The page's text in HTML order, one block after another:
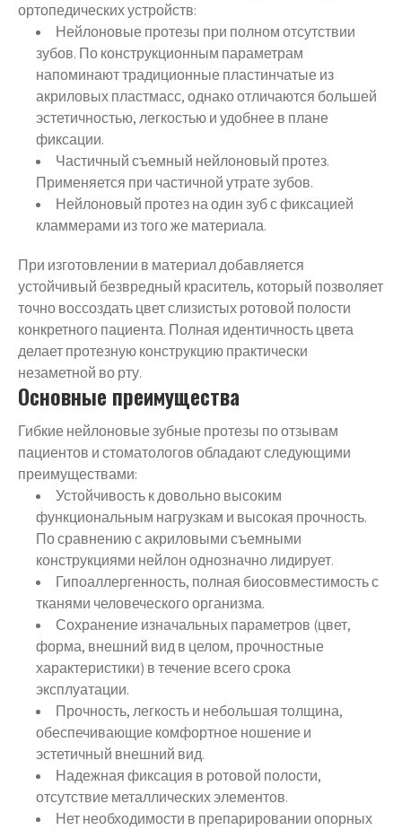
ортопедических устройств:
Нейлоновые протезы при полном отсутствии
зубов. По конструкционным параметрам
напоминают традиционные пластинчатые из
акриловых пластмасс, однако отличаются большей
эстетичностью, легкостью и удобнее в плане
фиксации.
Частичный съемный нейлоновый протез.
Применяется при частичной утрате зубов.
Нейлоновый протез на один зуб с фиксацией
кламмерами из того же материала.
При изготовлении в материал добавляется
устойчивый безвредный краситель, который позволяет
точно воссоздать цвет слизистых ротовой полости
конкретного пациента. Полная идентичность цвета
делает протезную конструкцию практически
незаметной во рту.
Основные преимущества
Гибкие нейлоновые зубные протезы по отзывам
пациентов и стоматологов обладают следующими
преимуществами:
Устойчивость к довольно высоким
функциональным нагрузкам и высокая прочность.
По сравнению с акриловыми съемными
конструкциями нейлон однозначно лидирует.
Гипоаллергенность, полная биосовместимость с
тканями человеческого организма.
Сохранение изначальных параметров (цвет,
форма, внешний вид в целом, прочностные
характеристики) в течение всего срока
эксплуатации.
Прочность, легкость и небольшая толщина,
обеспечивающие комфортное ношение и
эстетичный внешний вид.
Надежная фиксация в ротовой полости,
отсутствие металлических элементов.
Нет необходимости в препарировании опорных